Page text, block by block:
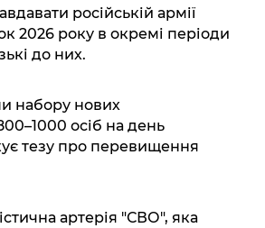
російській армії
2026 року в окремі періоди
до них.
набору нових
осіб на день
тезу про перевищення
артерія "СВО", яка